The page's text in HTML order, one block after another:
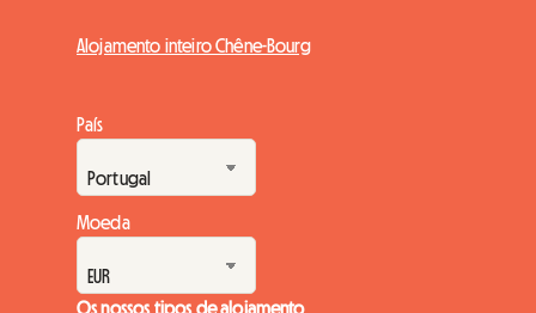
Alojamento inteiro Chêne-Bourg
País
Moeda
Os nossos tipos de alojamento